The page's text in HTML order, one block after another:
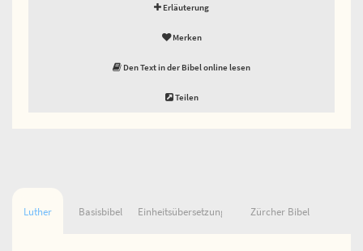
Erläuterung
Merken
Den Text in der Bibel online lesen
Teilen
Luther Basisbibel Einheitsübersetzung Zürcher Bibel